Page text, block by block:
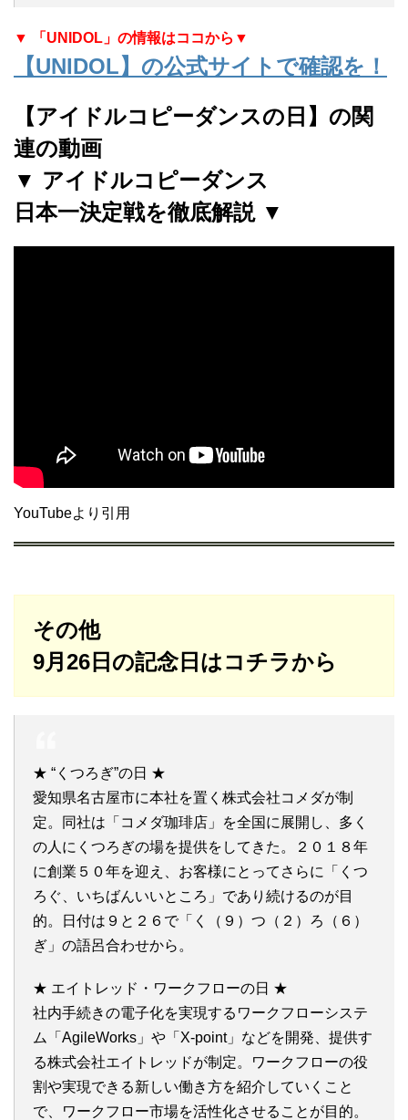
▼ 「UNIDOL」の情報はココから▼
【UNIDOL】の公式サイトで確認を！
【アイドルコピーダンスの日】の関
連の動画
▼ アイドルコピーダンス
日本一決定戦を徹底解説 ▼
YouTubeより引用
その他
9月26日の記念日はコチラから
★ “くつろぎ”の日 ★
愛知県名古屋市に本社を置く株式会社コメダが制
定。同社は「コメダ珈琲店」を全国に展開し、多く
の人にくつろぎの場を提供をしてきた。２０１８年
に創業５０年を迎え、お客様にとってさらに「くつ
ろぐ、いちばんいいところ」であり続けるのが目
的。日付は９と２６で「く（９）つ（２）ろ（６）
ぎ」の語呂合わせから。
★ エイトレッド・ワークフローの日 ★
社内手続きの電子化を実現するワークフローシステ
ム「AgileWorks」や「X-point」などを開発、提供す
る株式会社エイトレッドが制定。ワークフローの役
割や実現できる新しい働き方を紹介していくこと
で、ワークフロー市場を活性化させることが目的。